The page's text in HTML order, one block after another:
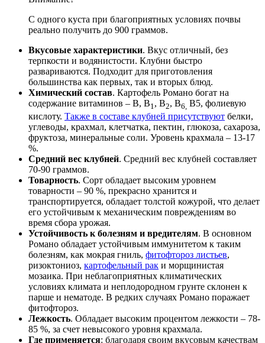
С одного куста при благоприятных условиях почвы
реально получить до 900 граммов.
Вкусовые характеристики. Вкус отличный, без
терпкости и водянистости. Клубни быстро
развариваются. Подходит для приготовления
большинства как первых, так и вторых блюд.
Химический состав. Картофель Романо богат на
содержание витаминов – В, В1 , В2, В6, В5, фолиевую
кислоту. Также в составе клубней присутствуют белки,
углеводы, крахмал, клетчатка, пектин, глюкоза, сахароза,
фруктоза, минеральные соли. Уровень крахмала – 13-17
%.
Средний вес клубней. Средний вес клубней составляет
70-90 граммов.
Товарность. Сорт обладает высоким уровнем
товарности – 90 %, прекрасно хранится и
транспортируется, обладает толстой кожурой, что делает
его устойчивым к механическим повреждениям во
время сбора урожая.
Устойчивость к болезням и вредителям. В основном
Романо обладает устойчивым иммунитетом к таким
болезням, как мокрая гниль, фитофтороз листьев,
ризоктониоз, картофельный рак и морщинистая
мозаика. При неблагоприятных климатических
условиях климата и неплодородном грунте склонен к
парше и нематоде. В редких случаях Романо поражает
фитофтороз.
Лежкость. Обладает высоким процентом лежкости – 78-
85 %, за счет невысокого уровня крахмала.
Где применяется: благодаря своим вкусовым качествам